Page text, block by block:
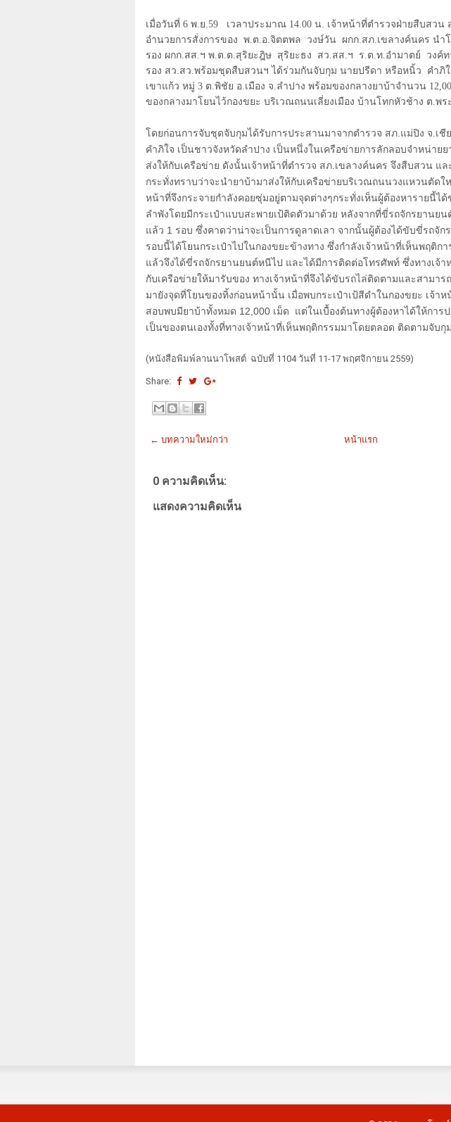
เมื่อวันที่ 6 พ.ย.59 เวลาประมาณ 14.00 น. เจ้าหน้าที่ตำรวจฝ่ายสืบสวน
อำนวยการสั่งการของ พ.ต.อ.จิตตพล วงษ์วัน ผกก.สภ.เขลางค์นคร น
รอง ผกก.สส.ฯ พ.ต.ต.สุริยะฎิษ สุริยะธง สว.สส.ฯ ร.ต.ท.อำมาตย์ วงค์
รอง สว.สว.พร้อมชุดสืบสวนฯ ได้ร่วมกันจับกุม นายปรีดา หรือหนิ้ว คำภิ
เขาแก้ว หมู่ 3 ต.พิชัย อ.เมือง จ.ลำปาง พร้อมของกลางยาบ้าจำนวน
ของกลางมาโยนไว้กองขยะ บริเวณถนนเลี่ยงเมือง บ้านโทกหัวช้าง ต.พร
โดยก่อนการจับชุดจับกุมได้รับการประสานมาจากตำรวจ สภ.แม่ปิง จ.เ
คำภิใจ เป็นชาวจังหวัดลำปาง เป็นหนึ่งในเครือข่ายการลักลอบจำหน่าย
ส่งให้กับเครือข่าย ดังนั้นเจ้าหน้าที่ตำรวจ สภ.เขลางค์นคร จึงสืบสวน แ
กระทั่งทราบว่าจะนำยาบ้ามาส่งให้กับเครือข่ายบริเวณถนนวงแหวนตัดใ
หน้าที่จึงกระจายกำลังคอยซุ่มอยู่ตามจุดต่างๆกระทั่งเห็นผู้ต้องหารายนี้ไ
ลำพังโดยมีกระเป๋าแบบสะพายเป้ติดตัวมาด้วย หลังจากที่ขี่รถจักรยานย
แล้ว 1 รอบ ซึ่งคาดว่าน่าจะเป็นการดูลาดเลา จากนั้นผู้ต้องได้ขับขี่รถจั
รอบนี้ได้โยนกระเป๋าไปในกองขยะข้างทาง ซึ่งกำลังเจ้าหน้าที่เห็นพฤติ
แล้วจึงได้ขี่รถจักรยานยนต์หนีไป และได้มีการติดต่อโทรศัพท์ ซึ่งทางเจ้า
กับเครือข่ายให้มารับของ ทางเจ้าหน้าที่จึงได้ขับรถไล่ติดตามและสามาร
มายังจุดที่โยนของทิ้งก่อนหน้านั้น เมื่อพบกระเป๋าเป้สีดำในกองขยะ เจ้าห
สอบพบมียาบ้าทั้งหมด 12,000 เม็ด แต่ในเบื้องต้นทางผู้ต้องหาได้ให้การ
เป็นของตนเองทั้งที่ทางเจ้าหน้าที่เห็นพฤติกรรมมาโดยตลอด ติดตามจับกุ
(หนังสือพิมพ์ลานนาโพสต์ ฉบับที่ 1104 วันที่ 11-17 พฤศจิกายน 2559)
Share:
← บทความใหม่กว่า หน้าแรก
0 ความคิดเห็น:
แสดงความคิดเห็น